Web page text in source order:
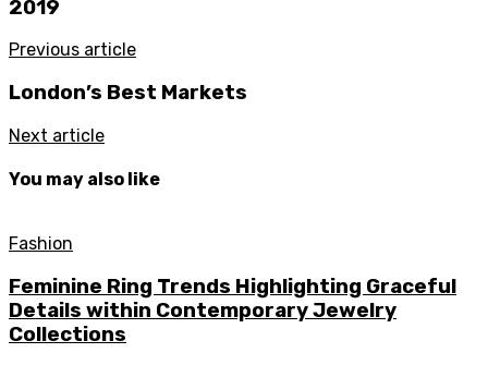
2019
Previous article
London’s Best Markets
Next article
You may also like
Fashion
Feminine Ring Trends Highlighting Graceful
Details within Contemporary Jewelry
Collections